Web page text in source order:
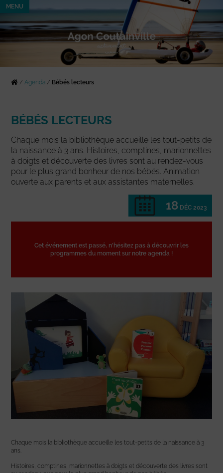
MENU
/Agenda / Bébés lecteurs
BÉBÉS LECTEURS
Chaque mois la bibliothèque accueille les tout-petits de
la naissance à 3 ans. Histoires, comptines, marionnettes
à doigts et découverte des livres sont au rendez-vous
pour le plus grand bonheur de nos bébés. Animation
ouverte aux parents et aux assistantes maternelles.
18 DÉC 2023
Cet événement est passé, n'hésitez pas à découvrir les
programmes du moment sur notre agenda !
Chaque mois la bibliothèque accueille les tout-petits de la naissance à 3
ans.
Histoires, comptines, marionnettes à doigts et découverte des livres sont